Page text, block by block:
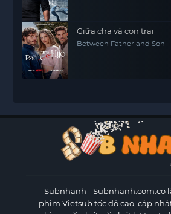
Giữa cha và con trai
Between Father and Son
Subnhanh - Subnhanh.com.co
phim Vietsub tốc độ cao, cập